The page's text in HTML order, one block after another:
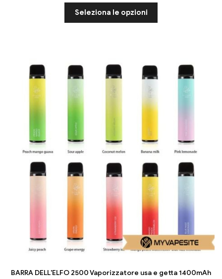
Seleziona le opzioni
BARRA DELL'ELFO 2500 Vaporizzatore usa e getta 1400mAh